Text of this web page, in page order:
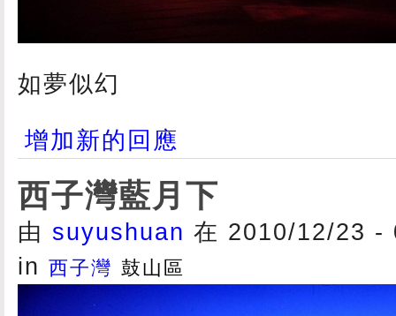
如夢似幻
增加新的回應
西子灣藍月下
由 suyushuan 在 2010/12/23 -
in 西子灣 鼓山區